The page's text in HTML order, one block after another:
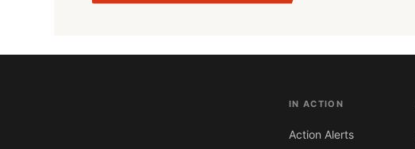
IN ACTION
Action Alerts